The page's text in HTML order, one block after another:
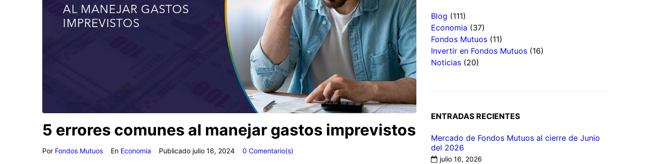
5 errores comunes al manejar gastos imprevistos
Por Fondos Mutuos En Economia Publicado julio 16, 2024 0 Comentario(s)
Blog (111)
Economia (37)
Fondos Mutuos (11)
Invertir en Fondos Mutuos (16)
Noticias (20)
ENTRADAS RECIENTES
Mercado de Fondos Mutuos al cierre de Junio
del 2026
julio 16, 2026